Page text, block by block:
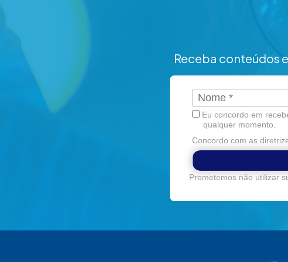
Receba conteúdos
Eu concordo em
qualquer momento.
Concordo com as
Prometemos não utilizar